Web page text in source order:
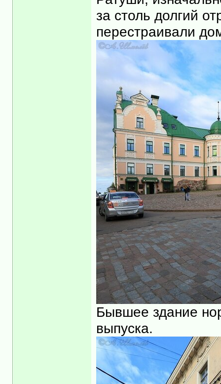
за столь долгий
перестраивали
Бывшее здание
выпуска.